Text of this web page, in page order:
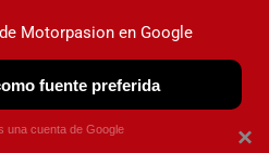
OBSERVATORIO
×
Motorpasion en Google
fuente preferida
una cuenta de Google